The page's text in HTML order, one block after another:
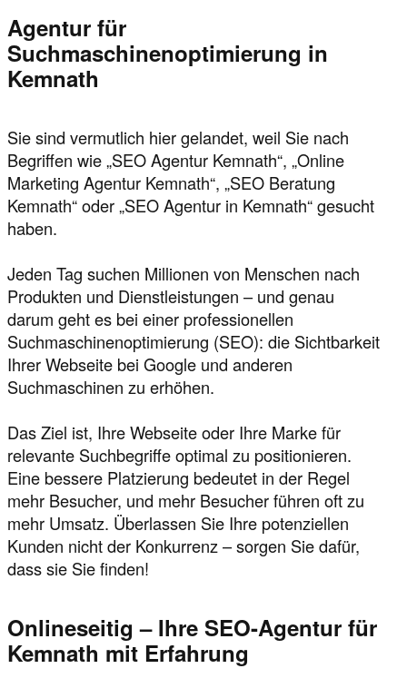
Agentur für
Suchmaschinenoptimierung in
Kemnath
Sie sind vermutlich hier gelandet, weil Sie nach
Begriffen wie „SEO Agentur Kemnath“, „Online
Marketing Agentur Kemnath“, „SEO Beratung
Kemnath“ oder „SEO Agentur in Kemnath“ gesucht
haben.
Jeden Tag suchen Millionen von Menschen nach
Produkten und Dienstleistungen – und genau
darum geht es bei einer professionellen
Suchmaschinenoptimierung (SEO): die Sichtbarkeit
Ihrer Webseite bei Google und anderen
Suchmaschinen zu erhöhen.
Das Ziel ist, Ihre Webseite oder Ihre Marke für
relevante Suchbegriffe optimal zu positionieren.
Eine bessere Platzierung bedeutet in der Regel
mehr Besucher, und mehr Besucher führen oft zu
mehr Umsatz. Überlassen Sie Ihre potenziellen
Kunden nicht der Konkurrenz – sorgen Sie dafür,
dass sie Sie finden!
Onlineseitig – Ihre SEO-Agentur für
Kemnath mit Erfahrung